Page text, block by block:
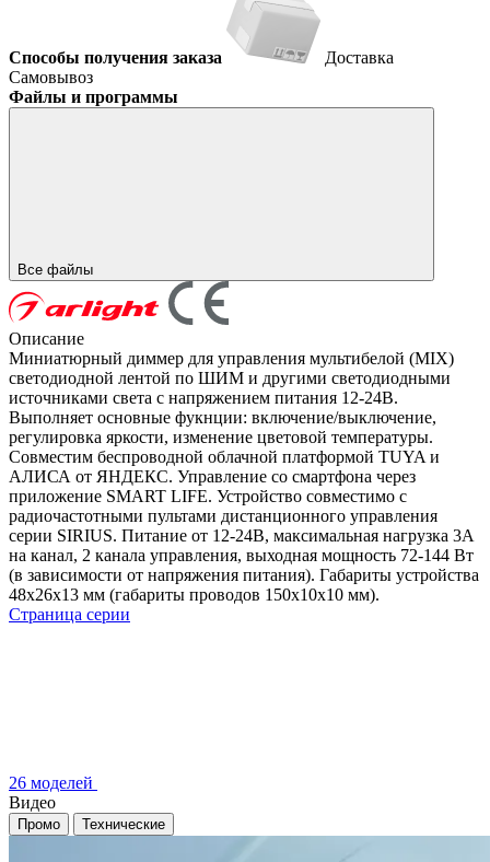
Способы получения заказа
Доставка
Самовывоз
Файлы и программы
Все файлы
Описание
Миниатюрный диммер для управления мультибелой (MIX)
светодиодной лентой по ШИМ и другими светодиодными
источниками света с напряжением питания 12-24В.
Выполняет основные фукнции: включение/выключение,
регулировка яркости, изменение цветовой температуры.
Cовместим беспроводной облачной платформой TUYA и
АЛИСА от ЯНДЕКС. Управление со смартфона через
приложение SMART LIFE. Устройство совместимо с
радиочастотными пультами дистанционного управления
серии SIRIUS. Питание от 12-24В, максимальная нагрузка 3А
на канал, 2 канала управления, выходная мощность 72-144 Вт
(в зависимости от напряжения питания). Габариты устройства
48х26х13 мм (габариты проводов 150x10x10 мм).
Страница серии
26 моделей
Видео
Промо Технические